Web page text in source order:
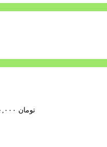
تومان